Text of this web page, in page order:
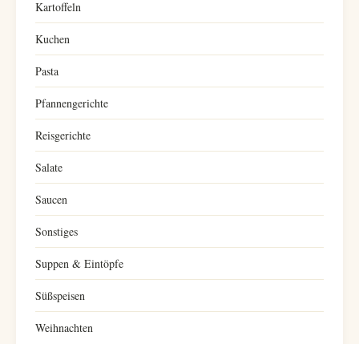
Kartoffeln
Kuchen
Pasta
Pfannengerichte
Reisgerichte
Salate
Saucen
Sonstiges
Suppen & Eintöpfe
Süßspeisen
Weihnachten